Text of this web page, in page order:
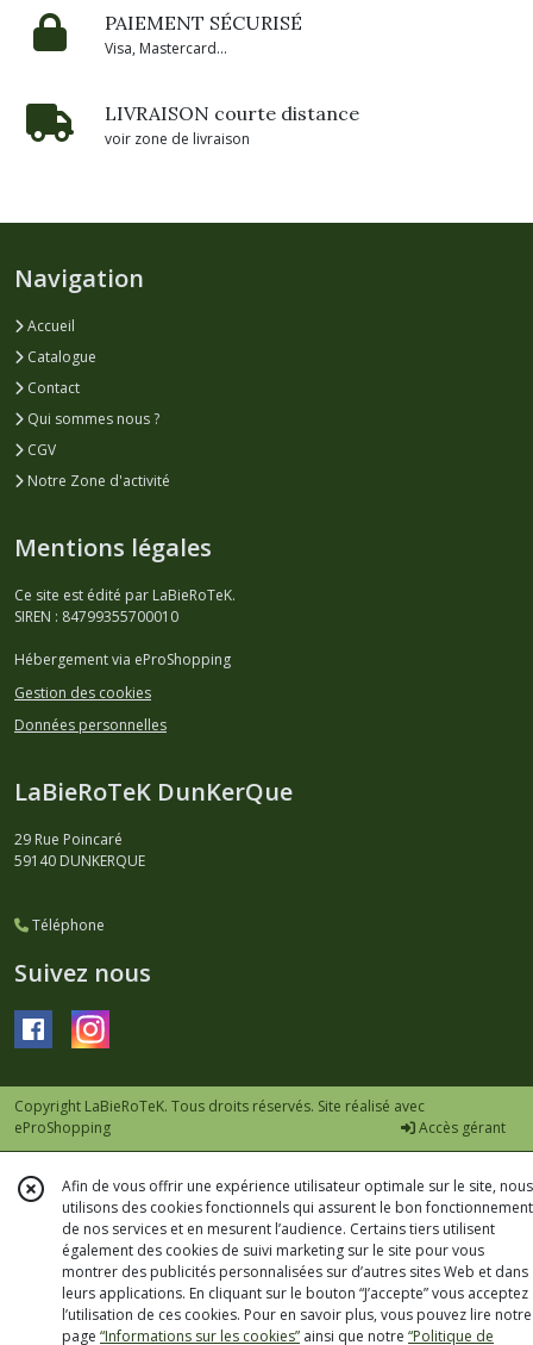
PAIEMENT SÉCURISÉ
Visa, Mastercard...
LIVRAISON courte distance
voir zone de livraison
Navigation
Accueil
Catalogue
Contact
Qui sommes nous ?
CGV
Notre Zone d'activité
Mentions légales
Ce site est édité par LaBieRoTeK.
SIREN : 84799355700010
Hébergement via eProShopping
Gestion des cookies
Données personnelles
LaBieRoTeK DunKerQue
29 Rue Poincaré
59140 DUNKERQUE
Téléphone
Suivez nous
Copyright LaBieRoTeK. Tous droits réservés. Site réalisé avec
eProShopping
Accès gérant
Afin de vous offrir une expérience utilisateur optimale sur le site, nous
utilisons des cookies fonctionnels qui assurent le bon fonctionnement
de nos services et en mesurent l’audience. Certains tiers utilisent
également des cookies de suivi marketing sur le site pour vous
montrer des publicités personnalisées sur d’autres sites Web et dans
leurs applications. En cliquant sur le bouton “J’accepte” vous acceptez
l’utilisation de ces cookies. Pour en savoir plus, vous pouvez lire notre
page “Informations sur les cookies” ainsi que notre “Politique de